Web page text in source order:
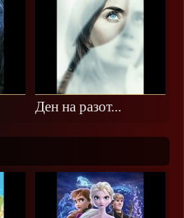
Ден на разот...